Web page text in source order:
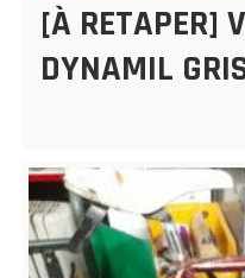
[À RETAPER]
DYNAMIL